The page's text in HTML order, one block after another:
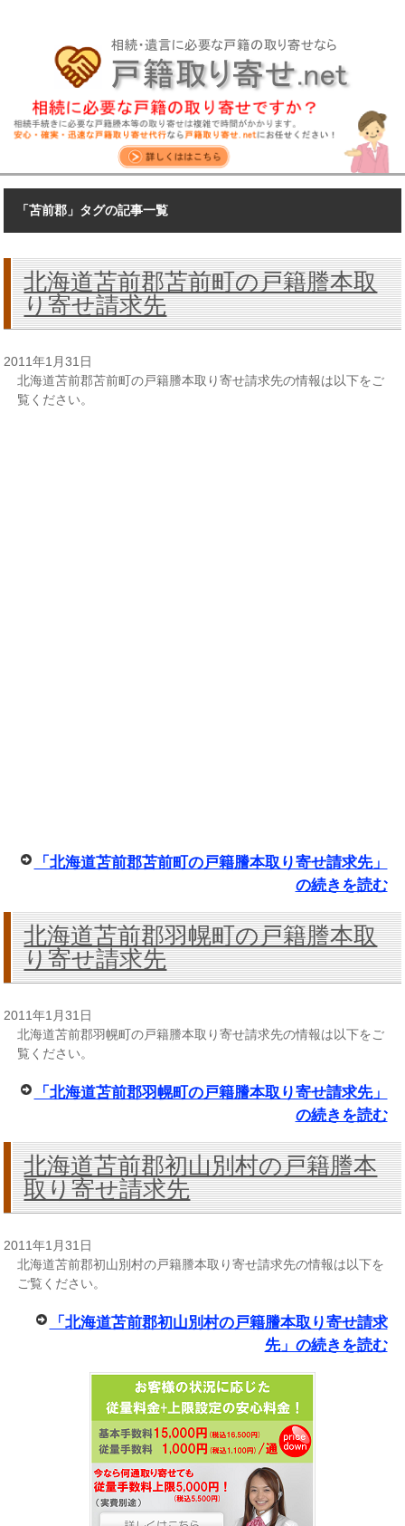
「苫前郡」タグの記事一覧
北海道苫前郡苫前町の戸籍謄本取
り寄せ請求先
2011年1月31日
北海道苫前郡苫前町の戸籍謄本取り寄せ請求先の情報は以下をご
覧ください。
「北海道苫前郡苫前町の戸籍謄本取り寄せ請求先」
の続きを読む
北海道苫前郡羽幌町の戸籍謄本取
り寄せ請求先
2011年1月31日
北海道苫前郡羽幌町の戸籍謄本取り寄せ請求先の情報は以下をご
覧ください。
「北海道苫前郡羽幌町の戸籍謄本取り寄せ請求先」
の続きを読む
北海道苫前郡初山別村の戸籍謄本
取り寄せ請求先
2011年1月31日
北海道苫前郡初山別村の戸籍謄本取り寄せ請求先の情報は以下を
ご覧ください。
「北海道苫前郡初山別村の戸籍謄本取り寄せ請求
先」の続きを読む